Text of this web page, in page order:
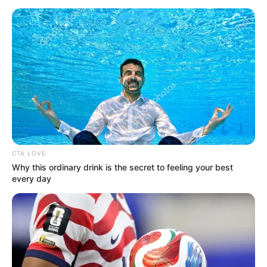
Τα τελευταία βράδια η Χαλκίδα και πιο
συγκεκριμένα έσφυζε από ζωή.
Πολλοί κάτοικοι επίλεγαν να κάνουν την
βόλτα τους στην παραλία. Η κακοκαιρία
“Ηλίας” έκανε πολλούς να καθίσουν στα
σπίτια τους την Δευτέρα το βράδυ.
CTA LOVE
Why this ordinary drink is the secret to feeling your best
every day